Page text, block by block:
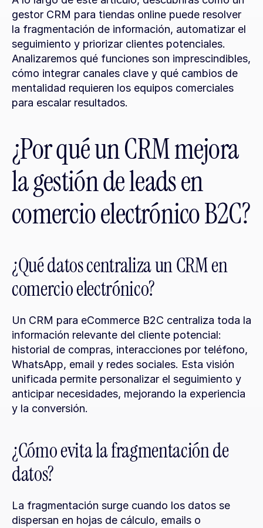
gestor CRM para tiendas online puede resolver
la fragmentación de información, automatizar el
seguimiento y priorizar clientes potenciales.
Analizaremos qué funciones son imprescindibles,
cómo integrar canales clave y qué cambios de
mentalidad requieren los equipos comerciales
para escalar resultados.
¿Por qué un CRM mejora
la gestión de leads en
comercio electrónico B2C?
¿Qué datos centraliza un CRM en
comercio electrónico?
Un CRM para eCommerce B2C centraliza toda la
información relevante del cliente potencial:
historial de compras, interacciones por teléfono,
WhatsApp, email y redes sociales. Esta visión
unificada permite personalizar el seguimiento y
anticipar necesidades, mejorando la experiencia
y la conversión.
¿Cómo evita la fragmentación de
datos?
La fragmentación surge cuando los datos se
dispersan en hojas de cálculo, emails o